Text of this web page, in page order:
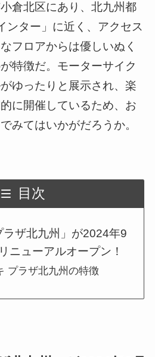
倉北区にあり、北九州都
ンター」に近く、アクセス
フロアからは優しいぬく
特徴だ。モーターサイク
ゆったりと展示され、楽
に開催しているため、お
みてはいかがだろうか。
目次
ラザ北九州」が2024年9
ニューアルオープン！
プラザ北九州の特徴